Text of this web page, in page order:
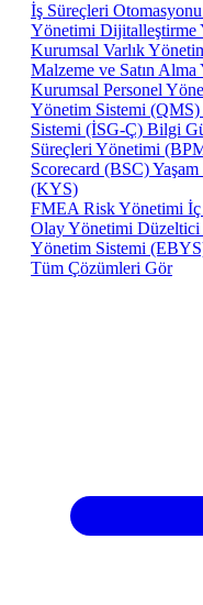
İş Süreçleri Otomasyonu
Yönetimi Dijitalleştirme
Kurumsal Varlık
Malzeme ve Satın Alma
Kurumsal Personel
Yönetim Sistemi (QMS)
Sistemi (İSG-Ç) Bilgi
Süreçleri Yönetimi
Scorecard (BSC)
(KYS)
FMEA Risk Yönetimi
Olay Yönetimi Düzeltici
Yönetim Sistemi
Tüm Çözümleri Gör